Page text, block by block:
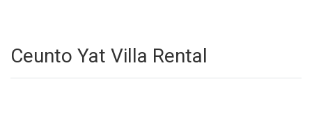
Ceunto Yat Villa Rental